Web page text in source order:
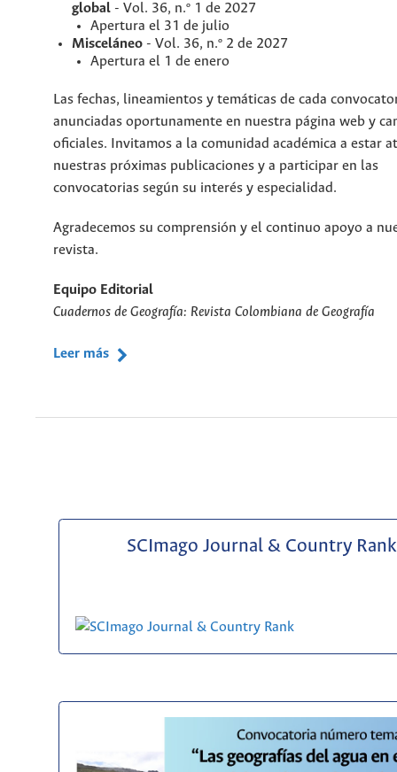
global - Vol. 36, n.º 1 de 2027
Apertura el 31 de julio
Misceláneo - Vol. 36, n.º 2 de 2027
Apertura el 1 de enero
Las fechas, lineamientos y temáticas de cada
anunciadas oportunamente en nuestra página web y
oficiales. Invitamos a la comunidad académica a estar
nuestras próximas publicaciones y a participar en las
convocatorias según su interés y especialidad.
Agradecemos su comprensión y el continuo apoyo a
revista.
Equipo Editorial
Cuadernos de Geografía: Revista Colombiana de Geografía
Leer más
SCImago Journal & Country Rank